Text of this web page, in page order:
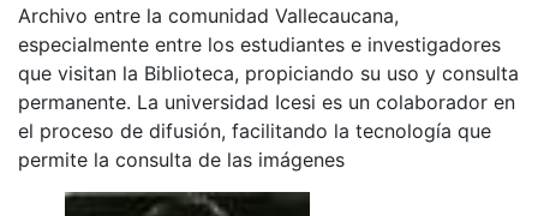
Archivo entre la comunidad Vallecaucana,
especialmente entre los estudiantes e investigadores
que visitan la Biblioteca, propiciando su uso y consulta
permanente. La universidad Icesi es un colaborador en
el proceso de difusión, facilitando la tecnología que
permite la consulta de las imágenes